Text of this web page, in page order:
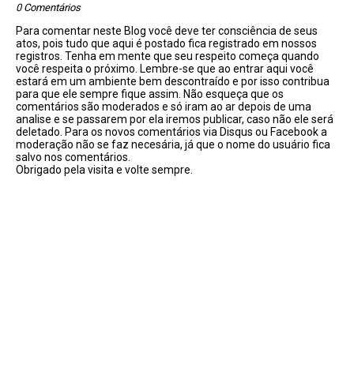
0 Comentários
Para comentar neste Blog você deve ter consciência de seus
atos, pois tudo que aqui é postado fica registrado em nossos
registros. Tenha em mente que seu respeito começa quando
você respeita o próximo. Lembre-se que ao entrar aqui você
estará em um ambiente bem descontraído e por isso contribua
para que ele sempre fique assim. Não esqueça que os
comentários são moderados e só iram ao ar depois de uma
analise e se passarem por ela iremos publicar, caso não ele será
deletado. Para os novos comentários via Disqus ou Facebook a
moderação não se faz necesária, já que o nome do usuário fica
salvo nos comentários.
Obrigado pela visita e volte sempre.